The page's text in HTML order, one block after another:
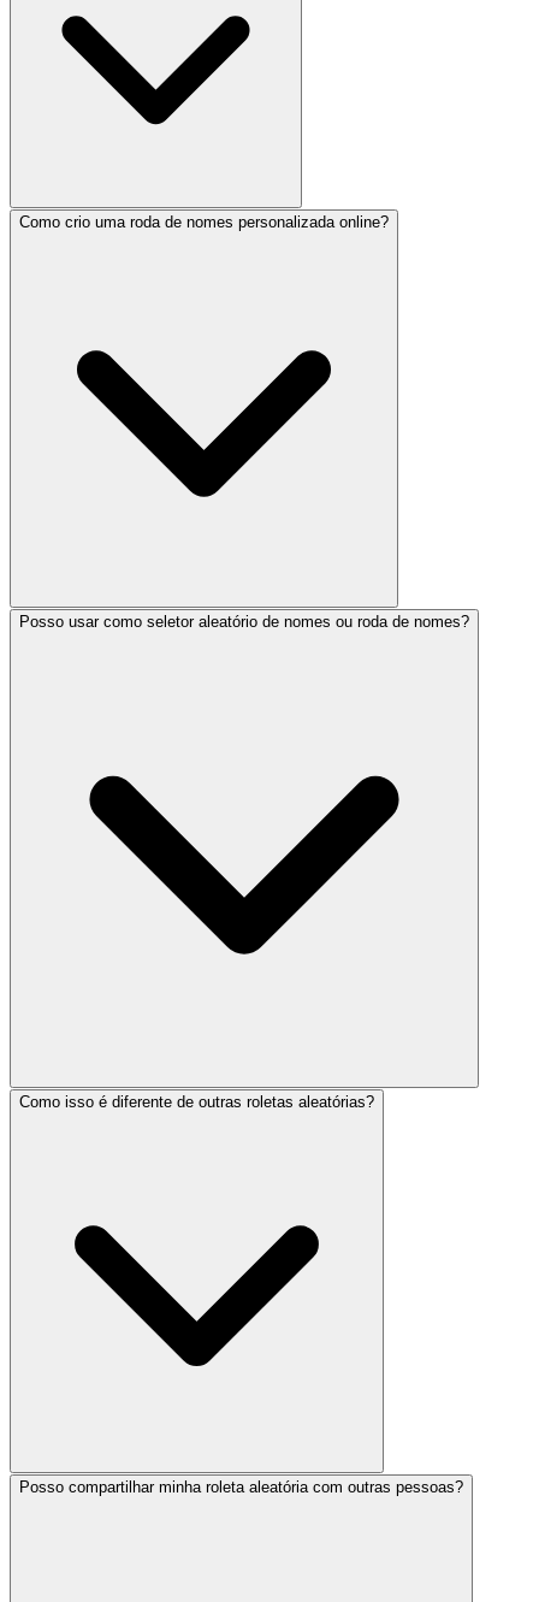
Como crio uma roda de nomes personalizada online?
Posso usar como seletor aleatório de nomes ou roda de nomes?
Como isso é diferente de outras roletas aleatórias?
Posso compartilhar minha roleta aleatória com outras pessoas?